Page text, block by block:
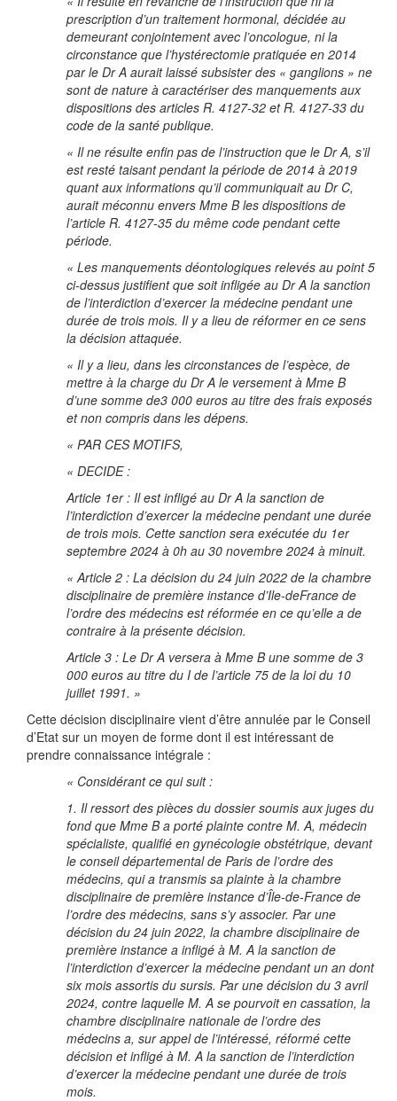
prescription d’un traitement hormonal, décidée au
demeurant conjointement avec l’oncologue, ni la
circonstance que l’hystérectomie pratiquée en 2014
par le Dr A aurait laissé subsister des « ganglions » ne
sont de nature à caractériser des manquements aux
dispositions des articles R. 4127-32 et R. 4127-33 du
code de la santé publique.
« Il ne résulte enfin pas de l’instruction que le Dr A, s’il
est resté taisant pendant la période de 2014 à 2019
quant aux informations qu’il communiquait au Dr C,
aurait méconnu envers Mme B les dispositions de
l’article R. 4127-35 du même code pendant cette
période.
« Les manquements déontologiques relevés au point 5
ci-dessus justifient que soit infligée au Dr A la sanction
de l’interdiction d’exercer la médecine pendant une
durée de trois mois. Il y a lieu de réformer en ce sens
la décision attaquée.
« Il y a lieu, dans les circonstances de l’espèce, de
mettre à la charge du Dr A le versement à Mme B
d’une somme de3 000 euros au titre des frais exposés
et non compris dans les dépens.
« PAR CES MOTIFS,
« DECIDE :
Article 1er : Il est infligé au Dr A la sanction de
l’interdiction d’exercer la médecine pendant une durée
de trois mois. Cette sanction sera exécutée du 1er
septembre 2024 à 0h au 30 novembre 2024 à minuit.
« Article 2 : La décision du 24 juin 2022 de la chambre
disciplinaire de première instance d’Ile-deFrance de
l’ordre des médecins est réformée en ce qu’elle a de
contraire à la présente décision.
Article 3 : Le Dr A versera à Mme B une somme de 3
000 euros au titre du I de l’article 75 de la loi du 10
juillet 1991. »
Cette décision disciplinaire vient d’être annulée par le Conseil
d’Etat sur un moyen de forme dont il est intéressant de
prendre connaissance intégrale :
« Considérant ce qui suit :
1. Il ressort des pièces du dossier soumis aux juges du
fond que Mme B a porté plainte contre M. A, médecin
spécialiste, qualifié en gynécologie obstétrique, devant
le conseil départemental de Paris de l’ordre des
médecins, qui a transmis sa plainte à la chambre
disciplinaire de première instance d’Île-de-France de
l’ordre des médecins, sans s’y associer. Par une
décision du 24 juin 2022, la chambre disciplinaire de
première instance a infligé à M. A la sanction de
l’interdiction d’exercer la médecine pendant un an dont
six mois assortis du sursis. Par une décision du 3 avril
2024, contre laquelle M. A se pourvoit en cassation, la
chambre disciplinaire nationale de l’ordre des
médecins a, sur appel de l’intéressé, réformé cette
décision et infligé à M. A la sanction de l’interdiction
d’exercer la médecine pendant une durée de trois
mois.